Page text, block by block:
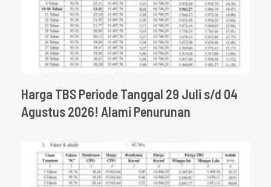
Harga TBS Periode Tanggal 29 Juli s/d 04
Agustus 2026! Alami Penurunan